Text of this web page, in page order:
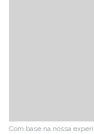
Com base na nossa